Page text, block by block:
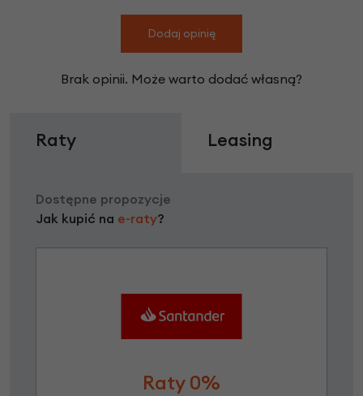
Dodaj opinię
Brak opinii. Może warto dodać własną?
Raty Leasing
Dostępne propozycje
Jak kupić na e-raty?
Raty 0%